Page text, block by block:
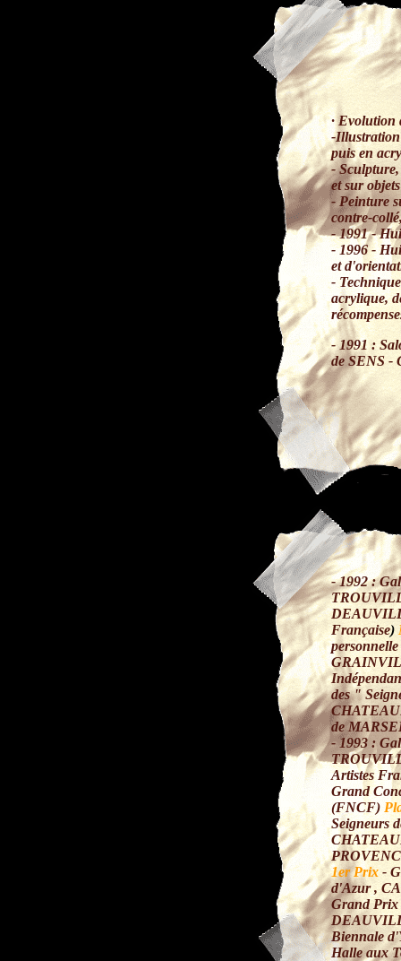
· Evolution
-Illustration
puis en
-
et sur
- Peinture
contre-
- 1991 -
- 1996 -
et
-
acrylique,
- 1991 :
de SENS -
- 1992 :
Française)
des "
de
- 1993 :
Artistes
Grand
(FNCF)
Seigneurs
1er Prix -
d'Azur ,
Grand Prix
Biennale
Halle aux